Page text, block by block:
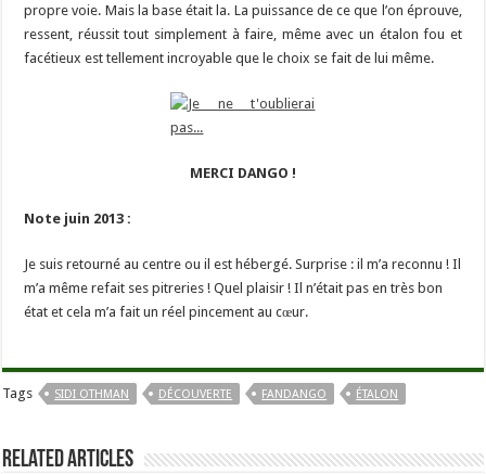
propre voie. Mais la base était la. La puissance de ce que l’on éprouve,
ressent, réussit tout simplement à faire, même avec un étalon fou et
facétieux est tellement incroyable que le choix se fait de lui même.
MERCI DANGO !
Note juin 2013 :
Je suis retourné au centre ou il est hébergé. Surprise : il m’a reconnu ! Il
m’a même refait ses pitreries ! Quel plaisir ! Il n’était pas en très bon
état et cela m’a fait un réel pincement au cœur.
Tags SIDI OTHMAN DÉCOUVERTE FANDANGO ÉTALON
Related Articles